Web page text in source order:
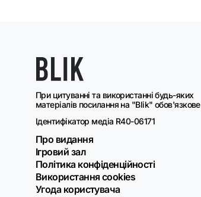
При цитуванні та використанні будь-яких
матеріалів посилання на "Blik" обов'язкове
Ідентифікатор медіа R40-06171
Про видання
Ігровий зал
Політика конфіденційності
Використання cookies
Угода користувача